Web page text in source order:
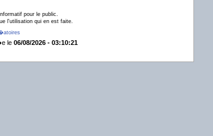
pour le public.
l'utilisation qui en est faite.
le 06/08/2026 - 03:10:21